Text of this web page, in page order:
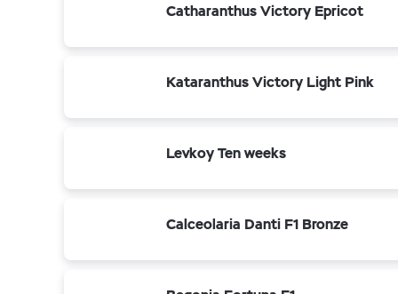
Catharanthus Victory Epricot
Kataranthus Victory Light Pink
Levkoy Ten weeks
Calceolaria Danti F1 Bronze